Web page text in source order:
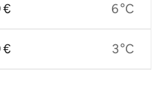
€
€
6 °C
3 °C